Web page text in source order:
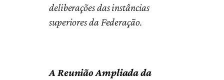
deliberações das instâncias
superiores da Federação.
A Reunião Ampliada da